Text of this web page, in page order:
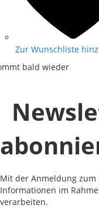
Zur Wunschliste
bald wieder
Mit der Anmeldung
Informationen im
verarbeiten.